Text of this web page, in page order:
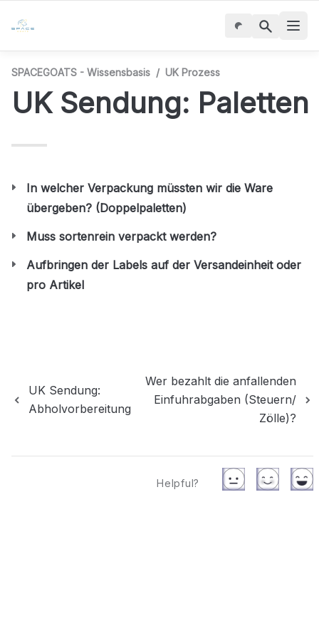
SPACEGOATS - Wissensbasis / UK Prozess
UK Sendung: Paletten
In welcher Verpackung müssten wir die Ware
übergeben? (Doppelpaletten)
Muss sortenrein verpackt werden?
Aufbringen der Labels auf der Versandeinheit oder
pro Artikel
UK Sendung:
Abholvorbereitung
Wer bezahlt die anfallenden
Einfuhrabgaben (Steuern/
Zölle)?
Helpful?